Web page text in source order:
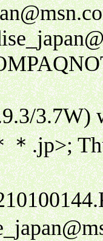
3.7W)
.jp>;